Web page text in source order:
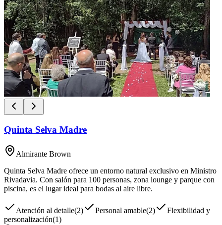
Quinta Selva Madre
Almirante Brown
Quinta Selva Madre ofrece un entorno natural exclusivo en Ministro
Rivadavia. Con salón para 100 personas, zona lounge y parque con
piscina, es el lugar ideal para bodas al aire libre.
Atención al detalle(2) Personal amable(2)
Flexibilidad y
personalización(1)